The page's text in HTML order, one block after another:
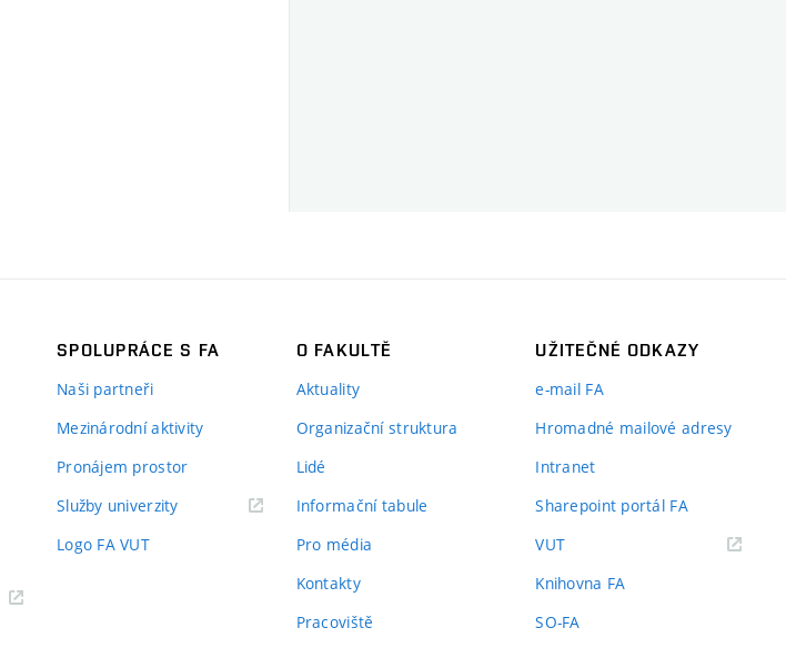
SPOLUPRÁCE S FA
Naši partneři
Mezinárodní aktivity
Pronájem prostor
Služby univerzity
Logo FA VUT
O FAKULTĚ
Aktuality
Organizační struktura
Lidé
Informační tabule
Pro média
Kontakty
Pracoviště
UŽITEČNÉ ODKAZY
e-mail FA
Hromadné mailové adresy
Intranet
Sharepoint portál FA
VUT(externí
Knihovna FA
SO-FA